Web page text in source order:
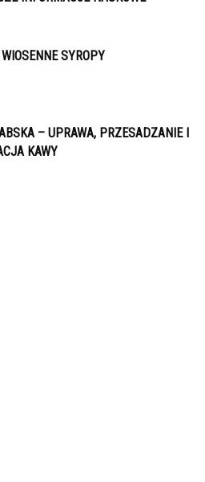
WIOSENNE SYROPY
– UPRAWA, PRZESADZANIE I
KAWY